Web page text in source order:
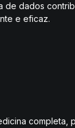
de dados
e eficaz.
completa,